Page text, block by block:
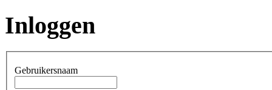
Inloggen
Gebruikersnaam